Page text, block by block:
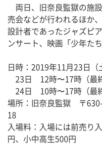
両日、旧奈良監獄の施
売会などが行われるほか
設計者であったジャズピ
ンサート、映画「少年た
日時：2019年11月23日（
23日 12時〜17時（最
24日 10時〜17時（最
場所：旧奈良監獄 〒
18
入場料：入場には前売り
円、小中高生500円